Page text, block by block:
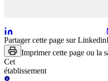
Partager cette page sur Linkedin
Imprimer cette page ou la
Cet
établissement